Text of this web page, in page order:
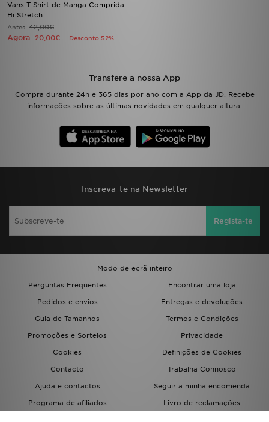
Vans T-Shirt de Manga Comprida
Hi Stretch
Antes42,00€
Agora 20,00€ Desconto 52%
Transfere a nossa App
Compra durante 24h e 365 dias por ano com a App da JD. Recebe
informações sobre as últimas novidades em qualquer altura.
Inscreva-te na Newsletter
Regista-te
Modo de ecrã inteiro
Perguntas Frequentes
Encontrar uma loja
Pedidos e envios
Entregas e devoluções
Guia de Tamanhos
Termos e Condições
Promoções e Sorteios
Privacidade
Cookies
Definições de Cookies
Contacto
Trabalha Connosco
Ajuda e contactos
Seguir a minha encomenda
Programa de afiliados
Livro de reclamações